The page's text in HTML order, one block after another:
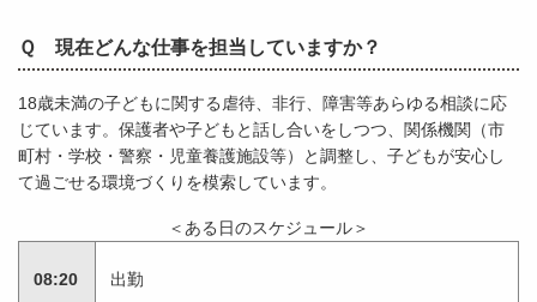
Ｑ 現在どんな仕事を担当していますか？
18歳未満の子どもに関する虐待、非行、障害等あらゆる相談に応
じています。保護者や子どもと話し合いをしつつ、関係機関（市
町村・学校・警察・児童養護施設等）と調整し、子どもが安心し
て過ごせる環境づくりを模索しています。
＜ある日のスケジュール＞
08:20 出勤